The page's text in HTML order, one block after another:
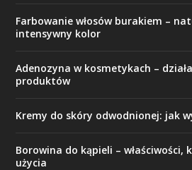
Farbowanie włosów burakiem –
intensywny kolor
Adenozyna w kosmetykach –
produktów
Kremy do skóry odwodnionej: jak
Borowina do kąpieli – właściwości,
użycia